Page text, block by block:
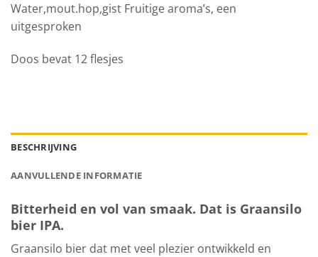
Water,mout.hop,gist Fruitige aroma’s, een
uitgesproken
Doos bevat 12 flesjes
BESCHRIJVING
AANVULLENDE INFORMATIE
Bitterheid en vol van smaak. Dat is Graansilo
bier IPA.
Graansilo bier dat met veel plezier ontwikkeld en